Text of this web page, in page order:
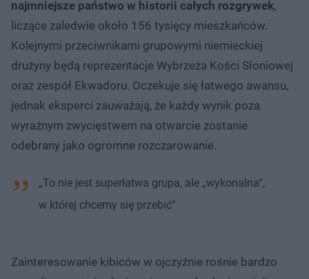
najmniejsze państwo w historii całych rozgrywek,
liczące zaledwie około 156 tysięcy mieszkańców.
Kolejnymi przeciwnikami grupowymi niemieckiej
drużyny będą reprezentacje Wybrzeża Kości Słoniowej
oraz zespół Ekwadoru. Oczekuje się łatwego awansu,
jednak eksperci zauważają, że każdy wynik poza
wyraźnym zwycięstwem na otwarcie zostanie
odebrany jako ogromne rozczarowanie.
„To nie jest superłatwa grupa, ale „wykonalna”,
w której chcemy się przebić”
Zainteresowanie kibiców w ojczyźnie rośnie bardzo